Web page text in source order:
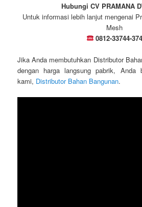
Hubungi CV PRAMANA
Untuk informasi lebih lanjut mengenai
Mesh
0812-33744-374
Jika Anda membutuhkan Distributor
dengan harga langsung pabrik, Anda
kami, Distributor Bahan Bangunan.